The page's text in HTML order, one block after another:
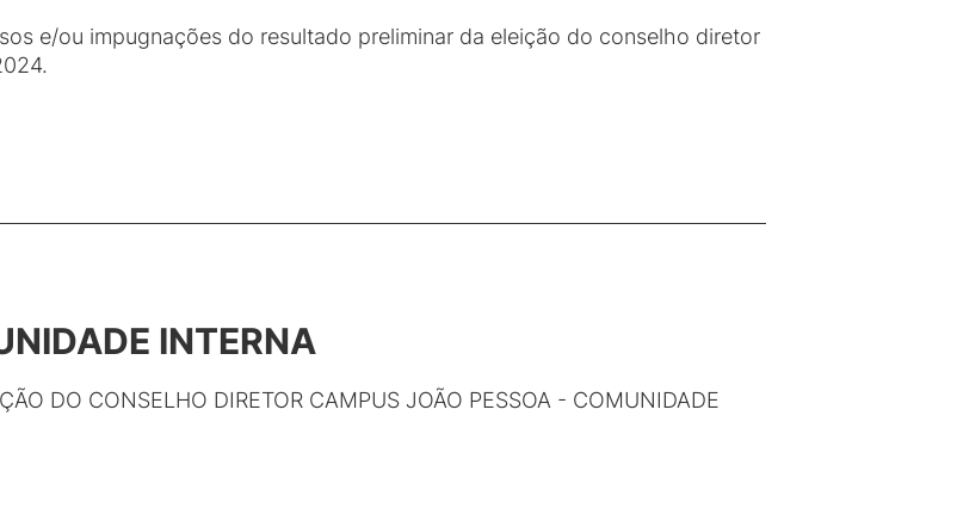
e/ou impugnações do resultado preliminar da eleição do conselho diretor
INTERNA
DO CONSELHO DIRETOR CAMPUS JOÃO PESSOA - COMUNIDADE